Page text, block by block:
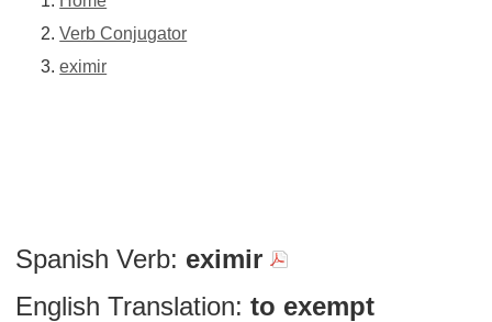
Verb Conjugator
eximir
Spanish Verb: eximir
English Translation: to exempt